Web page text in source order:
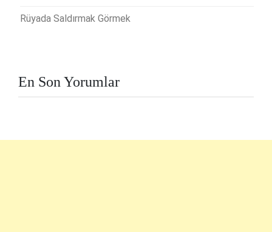
Rüyada Saldırmak Görmek
En Son Yorumlar